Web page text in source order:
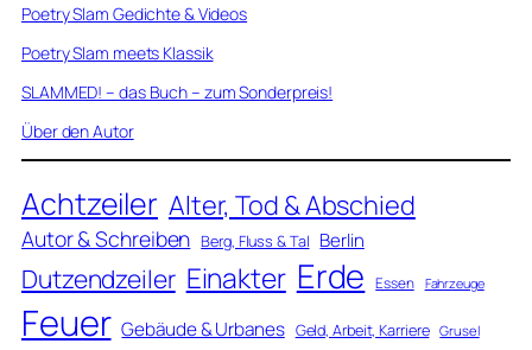
Poetry Slam Gedichte & Videos
Poetry Slam meets Klassik
SLAMMED! – das Buch – zum Sonderpreis!
Über den Autor
Achtzeiler Alter, Tod & Abschied
Autor & Schreiben Berg, Fluss & Tal Berlin
Dutzendzeiler Einakter Erde Essen Fahrzeuge
Feuer Gebäude & Urbanes Geld, Arbeit, Karriere Grusel